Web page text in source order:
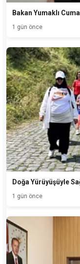
Bakan Yumaklı
1 gün önce
Doğa Yürüyüşüyle
1 gün önce